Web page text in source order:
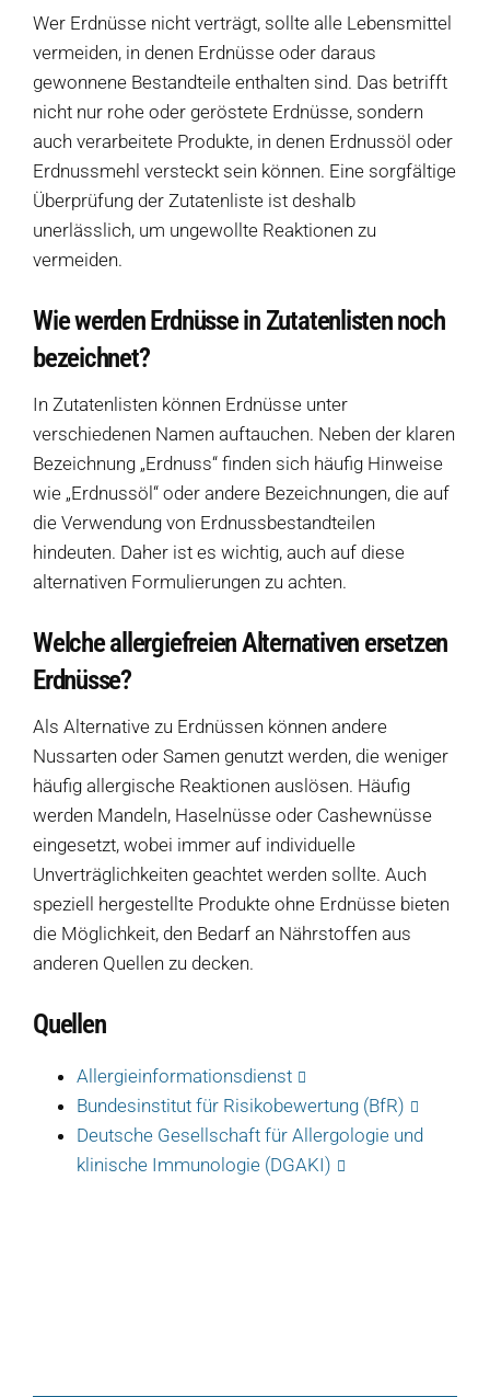
Wer Erdnüsse nicht verträgt, sollte alle Lebensmittel
vermeiden, in denen Erdnüsse oder daraus
gewonnene Bestandteile enthalten sind. Das betrifft
nicht nur rohe oder geröstete Erdnüsse, sondern
auch verarbeitete Produkte, in denen Erdnussöl oder
Erdnussmehl versteckt sein können. Eine sorgfältige
Überprüfung der Zutatenliste ist deshalb
unerlässlich, um ungewollte Reaktionen zu
vermeiden.
Wie werden Erdnüsse in Zutatenlisten noch
bezeichnet?
In Zutatenlisten können Erdnüsse unter
verschiedenen Namen auftauchen. Neben der klaren
Bezeichnung „Erdnuss“ finden sich häufig Hinweise
wie „Erdnussöl“ oder andere Bezeichnungen, die auf
die Verwendung von Erdnussbestandteilen
hindeuten. Daher ist es wichtig, auch auf diese
alternativen Formulierungen zu achten.
Welche allergiefreien Alternativen ersetzen
Erdnüsse?
Als Alternative zu Erdnüssen können andere
Nussarten oder Samen genutzt werden, die weniger
häufig allergische Reaktionen auslösen. Häufig
werden Mandeln, Haselnüsse oder Cashewnüsse
eingesetzt, wobei immer auf individuelle
Unverträglichkeiten geachtet werden sollte. Auch
speziell hergestellte Produkte ohne Erdnüsse bieten
die Möglichkeit, den Bedarf an Nährstoffen aus
anderen Quellen zu decken.
Quellen
Allergieinformationsdienst
Bundesinstitut für Risikobewertung (BfR)
Deutsche Gesellschaft für Allergologie und
klinische Immunologie (DGAKI)
Produkte
Salate
Dips
Soßen
Produkt-Übersicht Jetzt vorbestellen
Produkte nach Allergenen